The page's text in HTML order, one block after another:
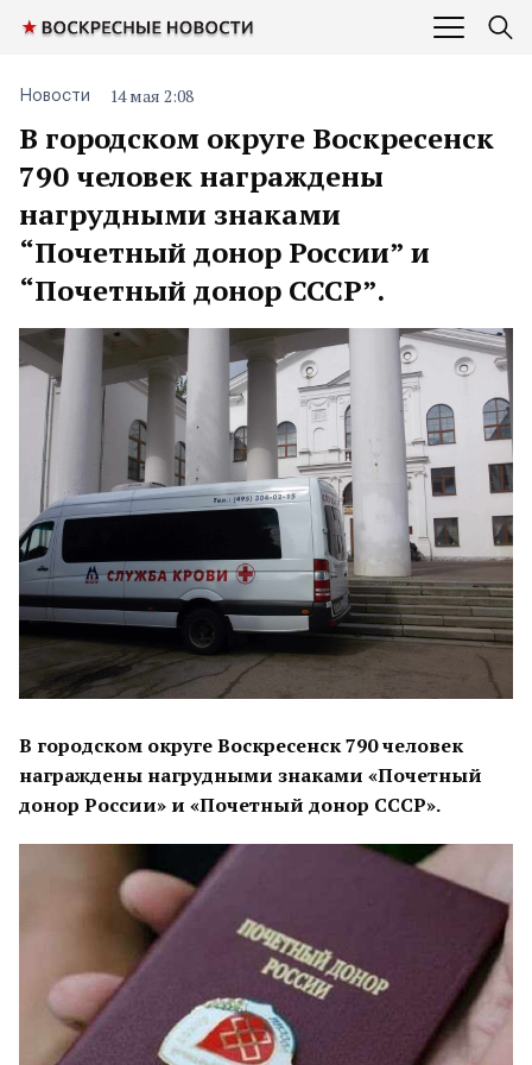
В городском округе Воскресенск
790 человек награждены
нагрудными знаками
“Почетный донор России” и
“Почетный донор СССР”.
Новости 14 мая 2:08
В городском округе Воскресенск 790 человек
награждены нагрудными знаками «Почетный
донор России» и «Почетный донор СССР».